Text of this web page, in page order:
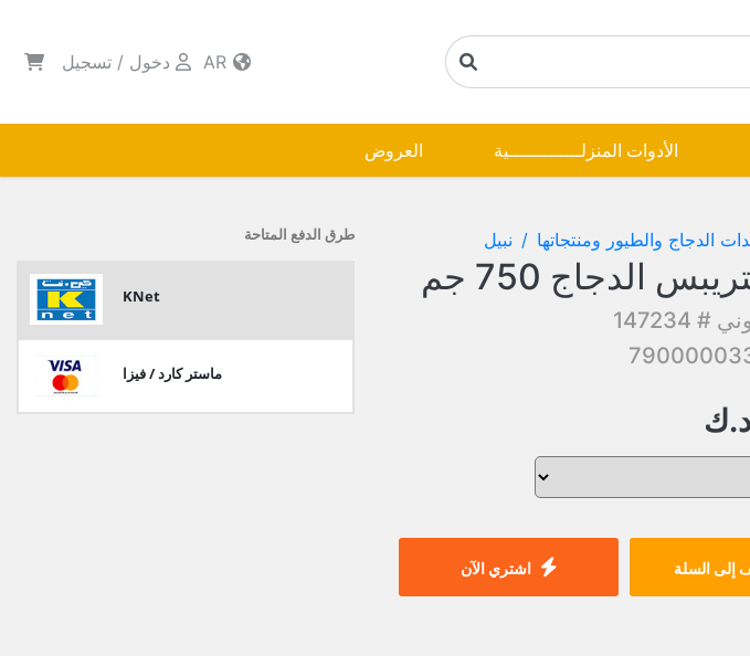
دخول / تسجيل
الأدوات المنزلـــــــــــــية العروض
الدجاج والطيور ومنتجاتها نبيل
الدجاج 750 جم
147234
د.ك
إلى السلة اشتري الآن
طرق الدفع المتاحة
KNet
ماستر كارد / فيزا